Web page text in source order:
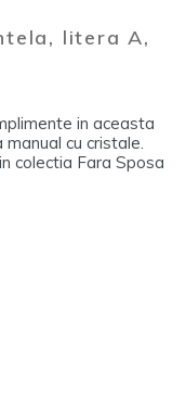
litera A,
in aceasta
cu cristale.
colectia Fara Sposa